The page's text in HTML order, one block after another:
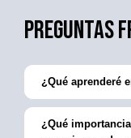
Preguntas
¿Qué aprenderé
¿Qué